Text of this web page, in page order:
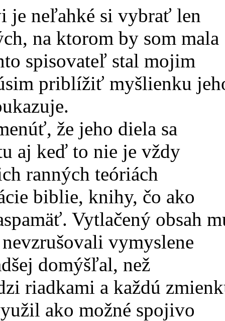
je neľahké si vybrať len
na ktorom by som mala
spisovateľ stal mojim
priblížiť myšlienku
že jeho diela sa
aj keď to nie je vždy
ranných teóriách
biblie, knihy, čo ako
Vytlačený obsah
vymyslene
domýšľal, než
riadkami a každú
ako možné spojivo